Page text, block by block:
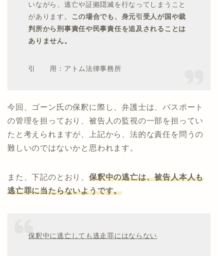
いながら、逃亡や証拠隠滅を行なってしまうこと
があります。 この場合でも、身元引受人が国や裁
判所から刑事責任や民事責任を追及されることは
ありません。
引 用：アトム法律事務所
今回、ゴーン氏の保釈に際し、弁護士は、パスポート
の管理を担っており、被告人の監視の一部を担ってい
たと考えられますが、上記から、法的な責任を問うの
難しいのではないかと思われます。
また、下記のとおり、 保釈中の逃亡は、被告人本人も
逃亡罪に当たらないようです。
保釈中に逃亡しても逃走罪にはならない